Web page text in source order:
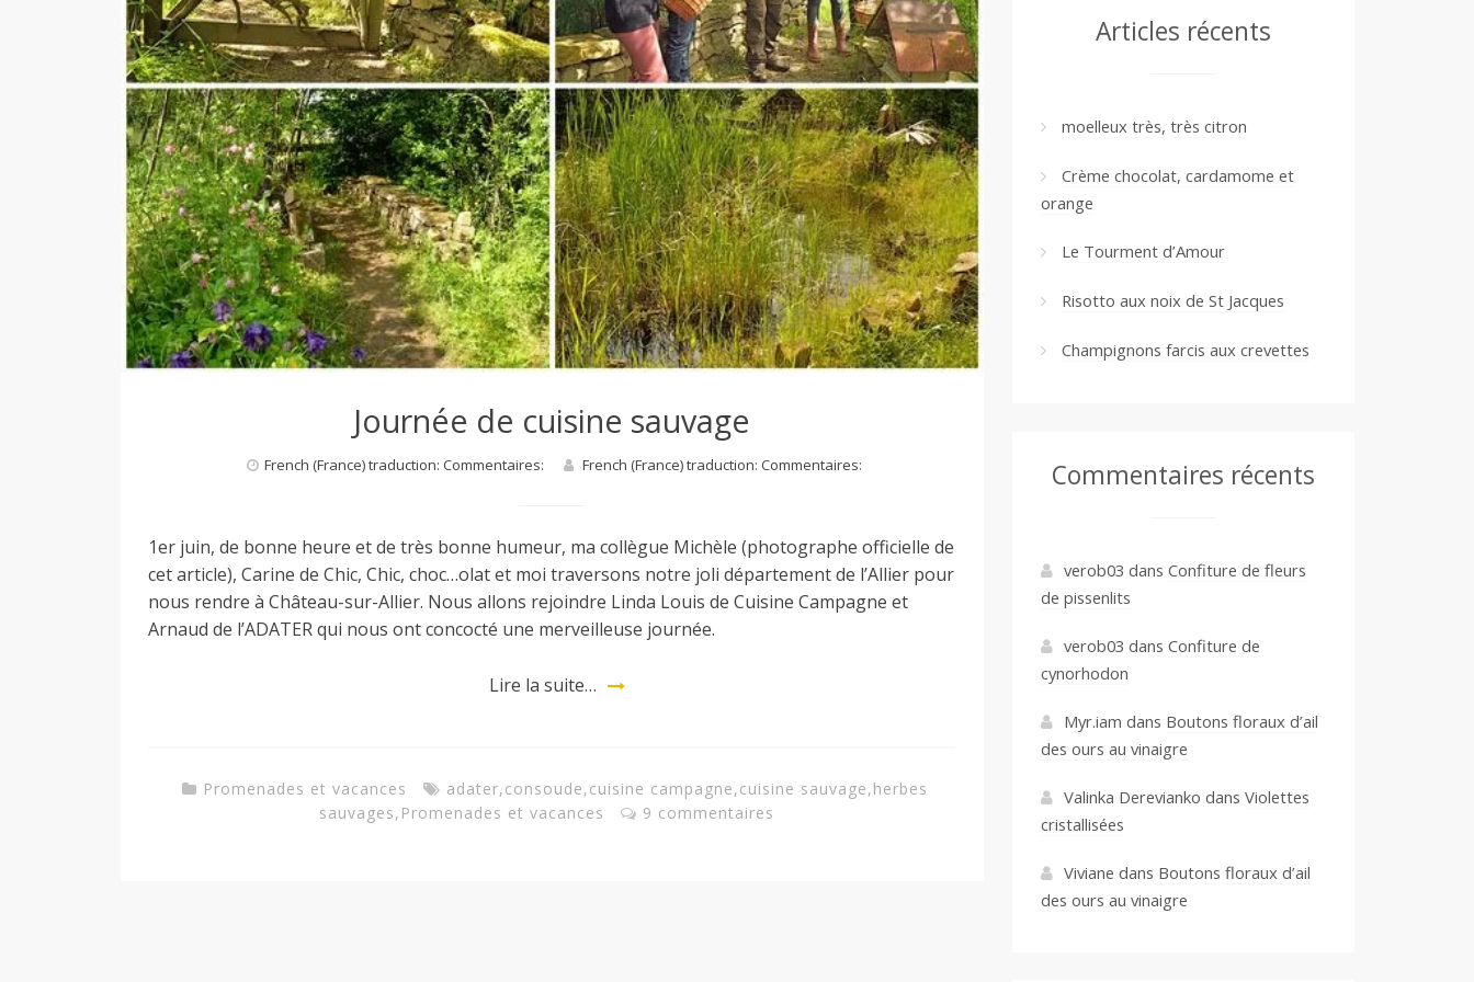
d
e
d
e
M
a
n
Journée de cuisine sauvage
French (France) traduction: Commentaires: French (France) traduction: Commentaires:
1er juin, de bonne heure et de très bonne humeur, ma collègue Michèle (photographe officielle de
cet article), Carine de Chic, Chic, choc…olat et moi traversons notre joli département de l’Allier pour
nous rendre à Château-sur-Allier. Nous allons rejoindre Linda Louis de Cuisine Campagne et
Arnaud de l’ADATER qui nous ont concocté une merveilleuse journée.
Lire la suite…
Promenades et vacances adater,consoude,cuisine campagne,cuisine sauvage,herbes
sauvages, Promenades et vacances 9 commentaires
Articles récents
moelleux très, très citron
Crème chocolat, cardamome et
orange
Le Tourment d’Amour
Risotto aux noix de St Jacques
Champignons farcis aux crevettes
Commentaires récents
verob03 dans Confiture de fleurs
de pissenlits
verob03 dans Confiture de
cynorhodon
Myr.iam dans Boutons floraux d’ail
des ours au vinaigre
Valinka Derevianko dans Violettes
cristallisées
Viviane dans Boutons floraux d’ail
des ours au vinaigre